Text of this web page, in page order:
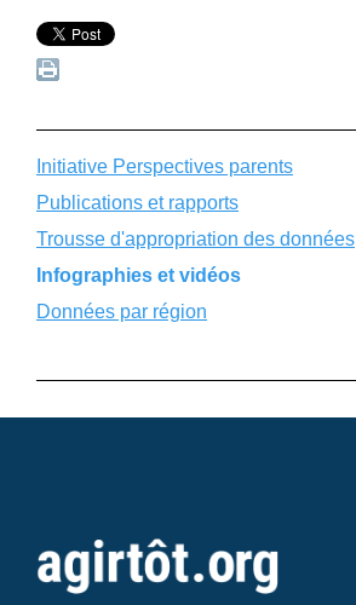
Initiative Perspectives parents
Publications et rapports
Trousse d'appropriation des données
Infographies et vidéos
Données par région